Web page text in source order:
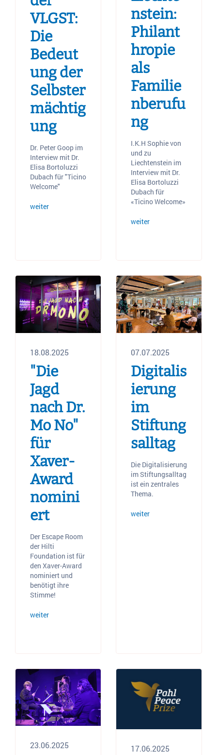
VLGST:
Die
Bedeut
ung der
Selbster
mächtig
ung
Dr. Peter Goop im
Interview mit Dr.
Elisa Bortoluzzi
Dubach für "Ticino
Welcome"
weiter
nstein:
Philant
hropie
als
Familie
nberufu
ng
I.K.H Sophie von
und zu
Liechtenstein im
Interview mit Dr.
Elisa Bortoluzzi
Dubach für
«Ticino Welcome»
weiter
18.08.2025
"Die
Jagd
nach Dr.
Mo No"
für
Xaver-
Award
nomini
ert
Der Escape Room
der Hilti
Foundation ist für
den Xaver-Award
nominiert und
benötigt ihre
Stimme!
weiter
07.07.2025
Digitalis
ierung
im
Stiftung
salltag
Die Digitalisierung
im Stiftungsalltag
ist ein zentrales
Thema.
weiter
23.06.2025 17.06.2025